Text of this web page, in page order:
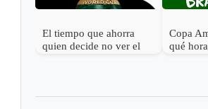
El tiempo que ahorra
quien decide no ver el
Copa
qué